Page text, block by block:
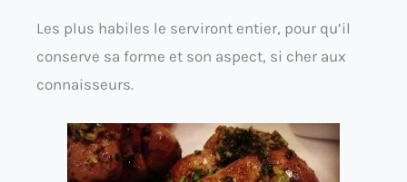
Les plus habiles le serviront entier, pour qu’il
conserve sa forme et son aspect, si cher aux
connaisseurs.